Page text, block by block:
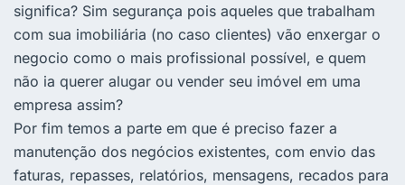
significa? Sim segurança pois aqueles que trabalham
com sua imobiliária (no caso clientes) vão enxergar o
negocio como o mais profissional possível, e quem
não ia querer alugar ou vender seu imóvel em uma
empresa assim?
Por fim temos a parte em que é preciso fazer a
manutenção dos negócios existentes, com envio das
faturas, repasses, relatórios, mensagens, recados para